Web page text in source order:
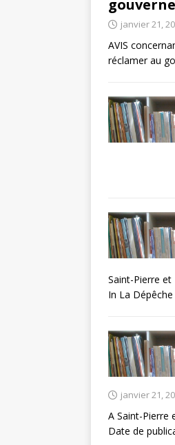
janvier 21,
AVIS
réclamer au
Saint-Pierre et
In La
janvier 21,
A Saint-Pierre
Date de